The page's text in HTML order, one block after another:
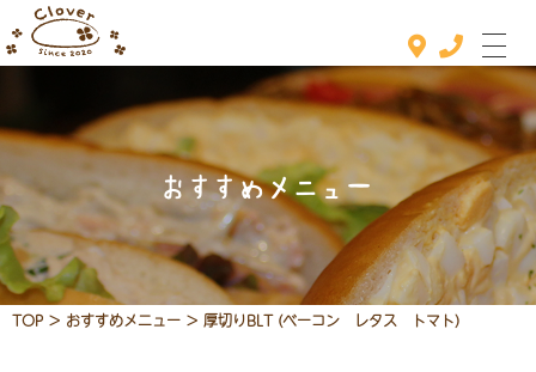
ホーム
おすすめメニュー
メニュー
おすすめメニュー
TOP > おすすめメニュー > 厚切りBLT (ベーコン レタス トマト)